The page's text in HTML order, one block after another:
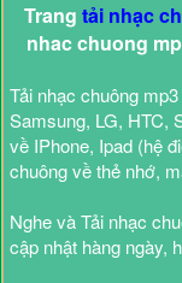
Trang tải nhạc
nhac chuong
Tải nhạc chuông
Samsung, LG, HTC,
về IPhone, Ipad (hệ
chuông về thẻ nhớ,
Nghe và Tải nhạc
cập nhật hàng ngày,